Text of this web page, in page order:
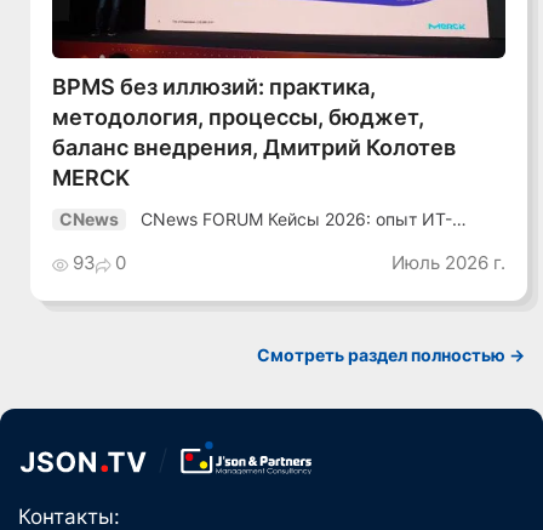
BPMS без иллюзий: практика,
методология, процессы, бюджет,
баланс внедрения, Дмитрий Колотев
MERCK
CNews
CNews FORUM Кейсы 2026: опыт ИТ-
93 0 Июль 2026 г.
Смотреть раздел полностью ->
Контакты: